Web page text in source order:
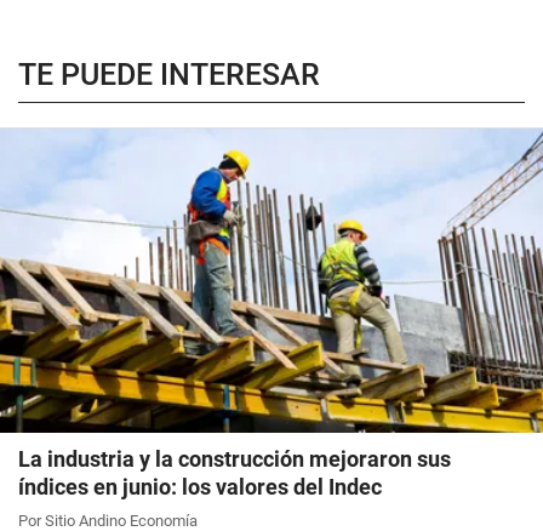
TE PUEDE INTERESAR
La industria y la construcción mejoraron sus
índices en junio: los valores del Indec
Por Sitio Andino Economía